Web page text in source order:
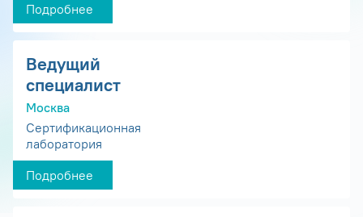
Подробнее
Ведущий
специалист
Москва
Сертификационная
лаборатория
Подробнее